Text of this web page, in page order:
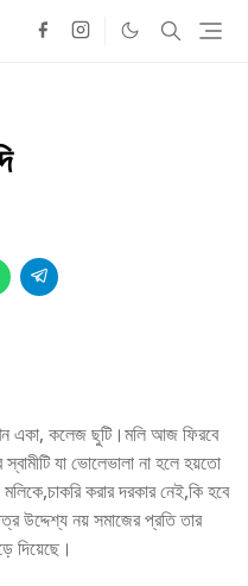
একা, কলেজ ছুটি।মলি আজ ফিরবে
যা ভোলেভালা না হলে হয়তো
করার দরকার নেই,কি হবে
উদ্দেশ্য নয় সমাজের প্রতি তার
দিয়েছে।